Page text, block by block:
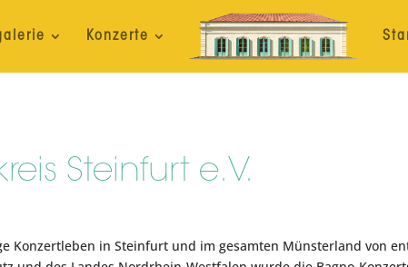
Konzerte
Steinfurt e.V.
Konzertleben in Steinfurt und im gesamten Münsterland von